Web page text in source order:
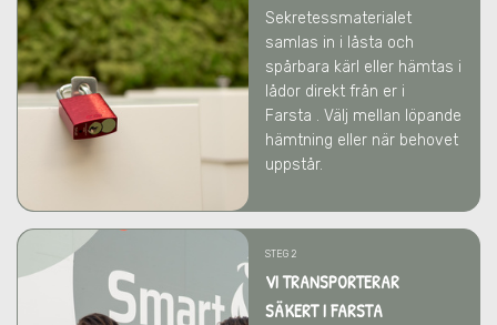
Sekretessmaterialet
samlas in i låsta och
spårbara kärl eller hämtas i
lådor direkt från er i
Farsta . Välj mellan löpande
hämtning eller när behovet
uppstår.
STEG 2
VI TRANSPORTERAR
SÄKERT I FARSTA